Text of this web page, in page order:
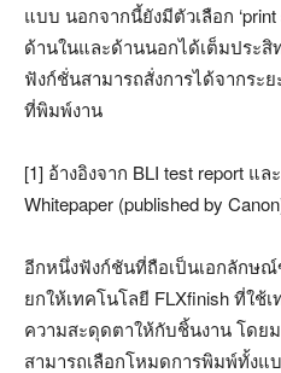
แบบ นอกจากนี้ยังมีตัวเลือก
ด้านในและด้านนอกได้เต็มประ
ฟังก์ชั่นสามารถสั่งการได้จากระ
ที่พิมพ์งาน
[1] อ้างอิงจาก BLI test report แล
Whitepaper (published by
อีกหนึ่งฟังก์ชันที่ถือเป็นเอกลักษณ์
ยกให้เทคโนโลยี FLXfinish ที่ใช้
ความสะดุดตาให้กับชิ้นงาน โดย
สามารถเลือกโหมดการพิมพ์ทั้ง